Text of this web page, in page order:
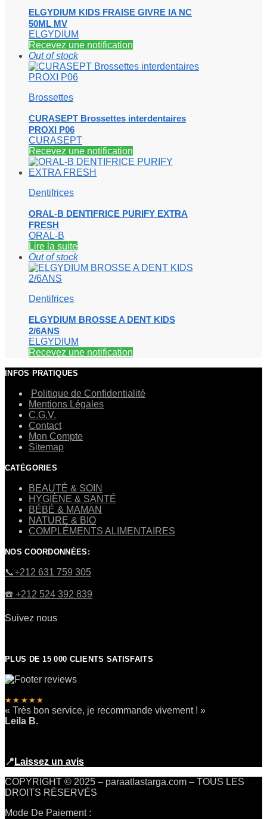
ELGYDIUM KIDS FRAISE GIVRE IA NC
50ML MV
ELGYDIUM
Recevez une notification
Out of stock
Brossettes
CURASEPT Brossettes interdentaires
PROXI P06
CURASEPT
Recevez une notification
Dentifrices
ORAL-B DENTIFRICE PURIFY EXTRA
FRESH
ORAL-B
Lire la suite
Out of stock
Dentifrices
ELGYDIUM BROSSE A DENT KIDS
2/6ANS
ELGYDIUM
Recevez une notification
INFOS PRATIQUES
Politique de Confidentialité
Mentions Légales
C.G.V.
Contact
Mon Compte
Sitemap
CATÉGORIES
BEAUTÉ & SOIN
HYGIÈNE & SANTÉ
BÉBÉ & MAMAN
NATURE & BIO
COMPLÉMENTS ALIMENTAIRES
NOS COORDONNÉES:
​📞+212 631 759 305
☎️​ +212 524 392 839
Suivez nous
PLUS DE 15 000 CLIENTS SATISFAITS
★★★★★
« Très bon service, je recommande vivement ! »
Leila B.
📍 Laissez un avis
COPYRIGHT © 2025 – paraatlastarga.com – TOUS LES
DROITS RÉSERVÉS
Mode De Paiement :